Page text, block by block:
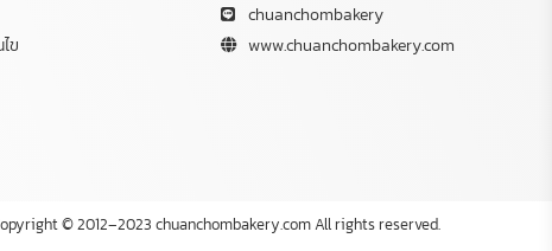
ข
chuanchombakery
www.chuanchombakery.com
© 2012–2023 chuanchombakery.com All rights reserved.